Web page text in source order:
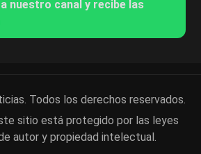
nuestro canal y recibe las
Todos los derechos reservados.
sitio está protegido por las leyes
autor y propiedad intelectual.